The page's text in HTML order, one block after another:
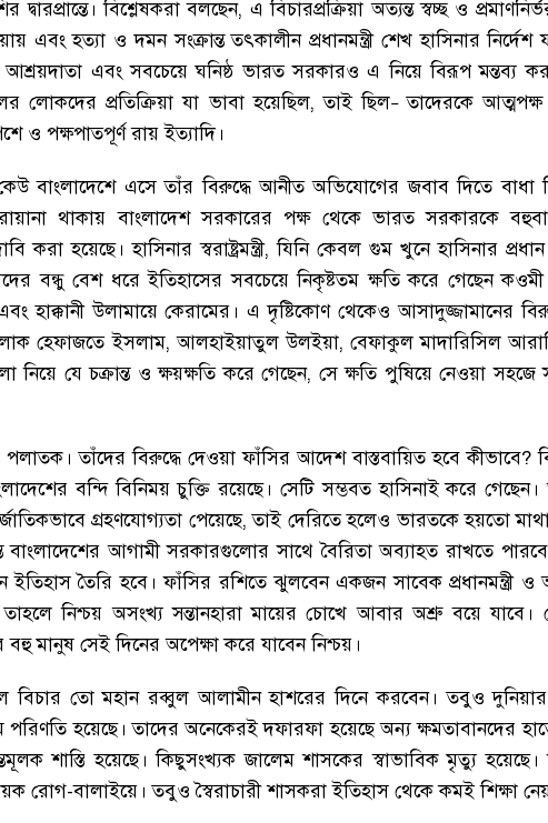
। বিশ্লেষকরা বলছেন, এ বিচারপ্রক্রিয়া অত্যন্ত স্বচ্ছ ও
এবং হত্যা ও দমন সংক্রান্ত তৎকালীন প্রধানমন্ত্রী শেখ হাসিনার নির্দেশ
আশ্রয়দাতা এবং সবচেয়ে ঘনিষ্ঠ ভারত সরকারও এ নিয়ে বিরূপ মন্তব্য
লোকদের প্রতিক্রিয়া যা ভাবা হয়েছিল,তাই ছিল– তাদেরকে আত্মপক্ষ
ও পক্ষপাতপূর্ণ রায় ইত্যাদি।
বাংলাদেশে এসে তাঁর বিরুদ্ধে আনীত অভিযোগের জবাব দিতে বাধা
থাকায় বাংলাদেশ সরকারের পক্ষ থেকে ভারত সরকারকে
করা হয়েছে। হাসিনার স্বরাষ্ট্রমন্ত্রী,যিনি কেবল গুম খুনে হাসিনার
বন্ধু বেশ ধরে ইতিহাসের সবচেয়ে নিকৃষ্টতম ক্ষতি করে গেছেন কওমী
হাক্কানী উলামায়ে কেরামের । এ দৃষ্টিকোণ থেকেও আসাদুজ্জামানের
হেফাজতে ইসলাম,আলহাইয়াতুল উলইয়া, বেফাকুল মাদারিসিল
নিয়ে যে চক্রান্ত ও ক্ষয়ক্ষতি করে গেছেন, সে ক্ষতি পুষিয়ে নেওয়া সহজে
পলাতক । তাঁদের বিরুদ্ধে দেওয়া ফাঁসির আদেশ বাস্তবায়িত হবে কীভাবে?
বন্দি বিনিময় চুক্তি রয়েছে। সেটি সম্ভবত হাসিনাই করে গেছেন।
গ্রহণযোগ্যতা পেয়েছে,তাই দেরিতে হলেও ভারতকে হয়তো
বাংলাদেশের আগামী সরকারগুলোর সাথে বৈরিতা অব্যাহত রাখতে
ইতিহাস তৈরি হবে। ফাঁসির রশিতে ঝুলবেন একজন সাবেক প্রধানমন্ত্রী
তাহলে নিশ্চয় অসংখ্য সন্তানহারা মায়ের চোখে আবার অশ্রু বয়ে যাবে ।
মানুষ সেই দিনের অপেক্ষা করে যাবেন নিশ্চয় ।
বিচার তো মহান রব্বুল আলামীন হাশরের দিনে করবেন। তবুও
পরিণতি হয়েছে। তাদের অনেকেরই দফারফা হয়েছে অন্য ক্ষমতাবানদের
শাস্তি হয়েছে। কিছুসংখ্যক জালেম শাসকের স্বাভাবিক মৃত্যু হয়েছে।
রোগ-বালাইয়ে । তবুও স্বৈরাচারী শাসকরা ইতিহাস থেকে কমই শিক্ষা